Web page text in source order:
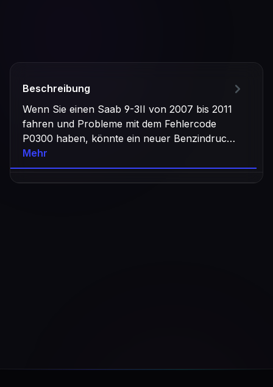
Beschreibung
Wenn Sie einen Saab 9-3II von 2007 bis 2011
fahren und Probleme mit dem Fehlercode
P0300 haben, könnte ein neuer Benzindruc…
Mehr